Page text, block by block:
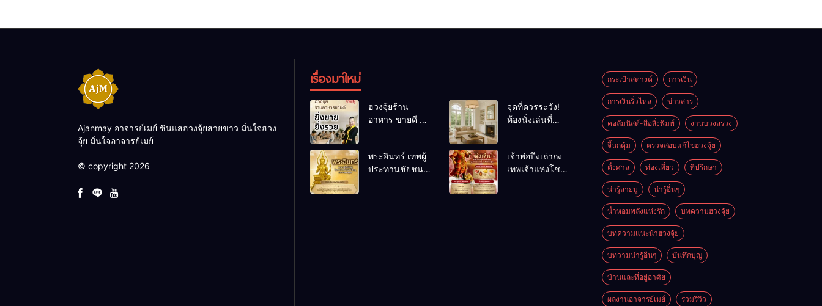
Ajanmay อาจารย์เมย์ ซินแสฮวงจุ้ยสายขาว มั่นใจฮวง
จุ้ย มั่นใจอาจารย์เมย์
© copyright 2026
เรื่องมาใหม่
ฮวงจุ้ยร้าน
อาหาร ขายดี ยิ่ง
ปรับร้านให้ลูกค้า
แน่นตลอดปี
จุดที่ควรระวัง!
ห้องนั่งเล่นที่
พระอินทร์ เทพผู้
ประทานชัยชนะ
เจ้าพ่อปึงเถ่ากง
เทพเจ้าแห่งโชค
กระเป๋าสตางค์ การเงิน
การเงินรั่วไหล ข่าวสาร
คอลัมนิสต์-สื่อสิ่งพิมพ์ งานบวงสรวง
จี้นกคุ้ม ตรวจสอบแก้ไขฮวงจุ้ย
ตั้งศาล ท่องเที่ยว ที่ปรึกษา
น่ารู้สายมู น่ารู้อื่นๆ
น้ำหอมพลังแห่งรัก บทความฮวงจุ้ย
บทความแนะนำฮวงจุ้ย
บทวามน่ารู้อื่นๆ บันทึกบุญ
บ้านและที่อยู่อาศัย
ผลงานอาจารย์เมย์ รวมรีวิว